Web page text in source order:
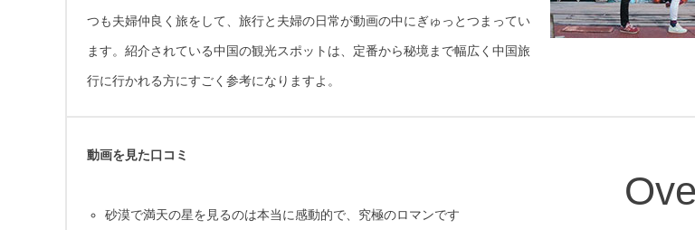
つも夫婦仲良く旅をして、旅行と夫婦の日常が動画の中にぎゅっとつまってい
ます。紹介されている中国の観光スポットは、定番から秘境まで幅広く中国旅
行に行かれる方にすごく参考になりますよ。
動画を見た口コミ
砂漠で満天の星を見るのは本当に感動的で、究極のロマンです